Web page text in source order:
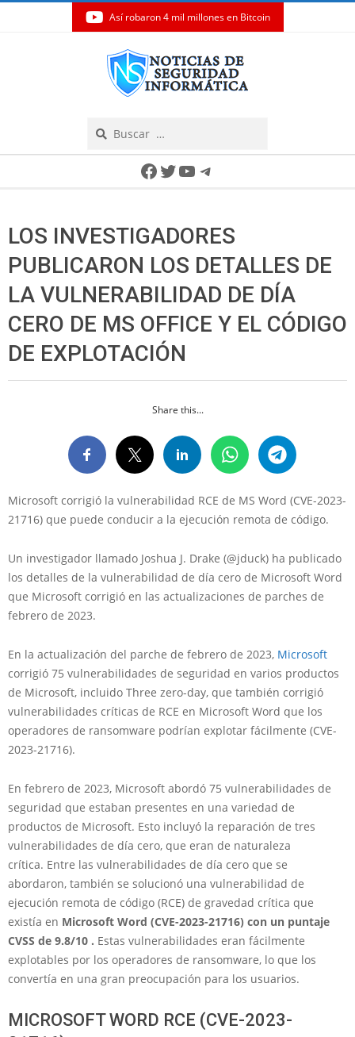
Así robaron 4 mil millones en Bitcoin
Facebook
Twitter
YouTube
Telegram
LOS INVESTIGADORES
PUBLICARON LOS DETALLES DE
LA VULNERABILIDAD DE DÍA
CERO DE MS OFFICE Y EL CÓDIGO
DE EXPLOTACIÓN
Share this...
Microsoft corrigió la vulnerabilidad RCE de MS Word (CVE-2023-
21716) que puede conducir a la ejecución remota de código.
Un investigador llamado Joshua J. Drake (@jduck) ha publicado
los detalles de la vulnerabilidad de día cero de Microsoft Word
que Microsoft corrigió en las actualizaciones de parches de
febrero de 2023.
En la actualización del parche de febrero de 2023, Microsoft
corrigió 75 vulnerabilidades de seguridad en varios productos
de Microsoft, incluido Three zero-day, que también corrigió
vulnerabilidades críticas de RCE en Microsoft Word que los
operadores de ransomware podrían explotar fácilmente (CVE-
2023-21716).
En febrero de 2023, Microsoft abordó 75 vulnerabilidades de
seguridad que estaban presentes en una variedad de
productos de Microsoft. Esto incluyó la reparación de tres
vulnerabilidades de día cero, que eran de naturaleza
crítica. Entre las vulnerabilidades de día cero que se
abordaron, también se solucionó una vulnerabilidad de
ejecución remota de código (RCE) de gravedad crítica que
existía en Microsoft Word (CVE-2023-21716) con un puntaje
CVSS de 9.8/10 . Estas vulnerabilidades eran fácilmente
explotables por los operadores de ransomware, lo que los
convertía en una gran preocupación para los usuarios.
MICROSOFT WORD RCE (CVE-2023-